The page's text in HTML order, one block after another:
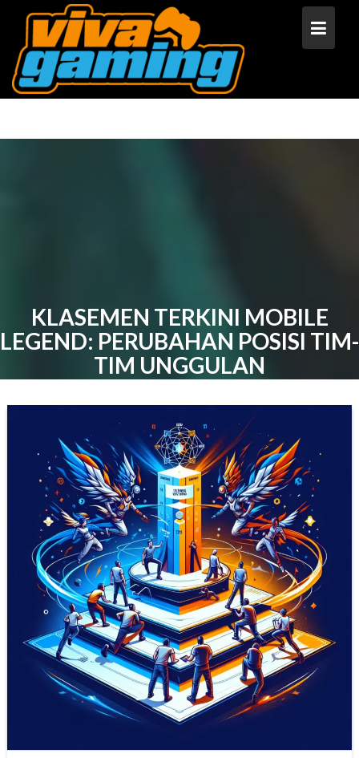
content
KLASEMEN TERKINI MOBILE
LEGEND: PERUBAHAN POSISI TIM-
TIM UNGGULAN